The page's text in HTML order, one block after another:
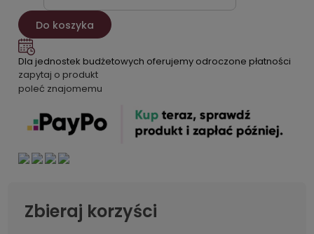
Do koszyka
Dla jednostek budżetowych oferujemy odroczone płatności
zapytaj o produkt
poleć znajomemu
Zbieraj korzyści